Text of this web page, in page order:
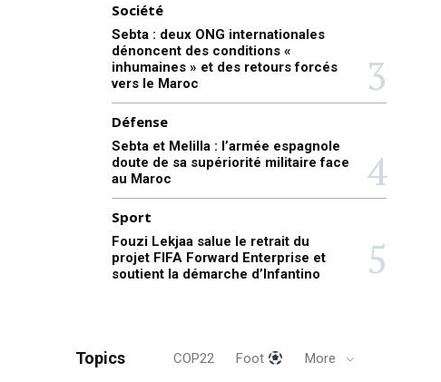
Société
Sebta : deux ONG internationales
dénoncent des conditions «
inhumaines » et des retours forcés
vers le Maroc
Défense
Sebta et Melilla : l’armée espagnole
doute de sa supériorité militaire face
au Maroc
Sport
Fouzi Lekjaa salue le retrait du
projet FIFA Forward Enterprise et
soutient la démarche d’Infantino
Topics COP22 Foot More